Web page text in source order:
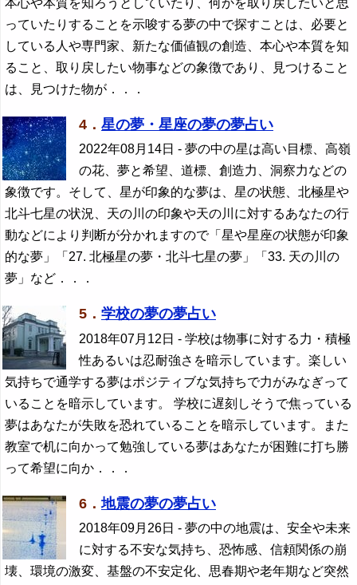
本心や本質を知ろうとしていたり、何かを取り戻したいと思
っていたりすることを示唆する夢の中で探すことは、必要と
している人や専門家、新たな価値観の創造、本心や本質を知
ること、取り戻したい物事などの象徴であり、見つけること
は、見つけた物が．．．
4． 星の夢・星座の夢の夢占い
2022年08月14日 - 夢の中の星は高い目標、高嶺
の花、夢と希望、道標、創造力、洞察力などの
象徴です。そして、星が印象的な夢は、星の状態、北極星や
北斗七星の状況、天の川の印象や天の川に対するあなたの行
動などにより判断が分かれますので「星や星座の状態が印象
的な夢」「27. 北極星の夢・北斗七星の夢」「33. 天の川の
夢」など．．．
5． 学校の夢の夢占い
2018年07月12日 - 学校は物事に対する力・積極
性あるいは忍耐強さを暗示しています。楽しい
気持ちで通学する夢はポジティブな気持ちで力がみなぎって
いることを暗示しています。 学校に遅刻しそうで焦っている
夢はあなたが失敗を恐れていることを暗示しています。また
教室で机に向かって勉強している夢はあなたが困難に打ち勝
って希望に向か．．．
6．地震の夢の夢占い
2018年09月26日 - 夢の中の地震は、安全や未来
に対する不安な気持ち、恐怖感、信頼関係の崩
壊、環境の激変、基盤の不安定化、思春期や老年期など突然